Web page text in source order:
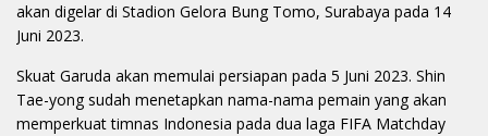
akan digelar di Stadion Gelora Bung Tomo, Surabaya pada 14
Juni 2023.
Skuat Garuda akan memulai persiapan pada 5 Juni 2023. Shin
Tae-yong sudah menetapkan nama-nama pemain yang akan
memperkuat timnas Indonesia pada dua laga FIFA Matchday